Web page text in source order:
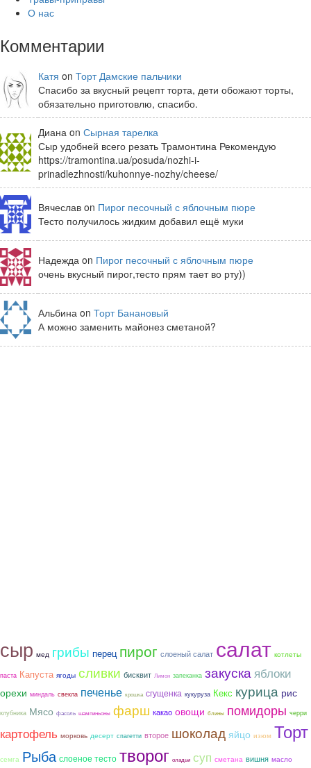
О нас
Комментарии
Катя on Торт Дамские пальчики
Спасибо за вкусный рецепт торта, дети обожают торты,
обязательно приготовлю, спасибо.
Диана on Сырная тарелка
Сыр удобней всего резать Трамонтина Рекомендую
https://tramontina.ua/posuda/nozhi-i-
prinadlezhnosti/kuhonnye-nozhy/cheese/
Вячеслав on Пирог песочный с яблочным пюре
Тесто получилось жидким добавил ещё муки
Надежда on Пирог песочный с яблочным пюре
очень вкусный пирог,тесто прям тает во рту))
Альбина on Торт Банановый
А можно заменить майонез сметаной?
сыр мед грибы перец пирог слоеный салат салат котлеты
паста Капуста ягоды сливки бисквит Лимон запеканка закускаяблоки
орехи миндаль свекла печенье крошка сгущенка кукуруза Кекс курица рис
клубника Мясо фасоль шампиньоны фарш какао овощи блины помидоры черри
картофель морковь десерт спагетти второе шоколад яйцо изюм Торт
семга Рыба слоеное тесто творог оладьи суп сметана вишня масло